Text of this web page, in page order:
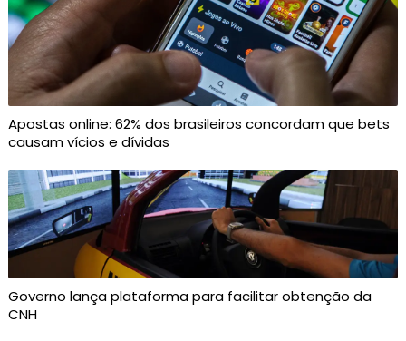
Apostas online: 62% dos brasileiros concordam que bets
causam vícios e dívidas
Governo lança plataforma para facilitar obtenção da
CNH